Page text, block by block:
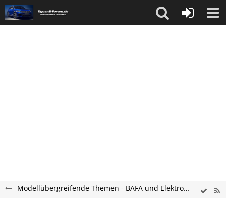
Modellübergreifende Themen - BAFA und Elektromobilität Forum